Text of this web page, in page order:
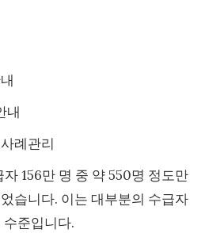
내
례관리
156만 명 중 약 550명 정도만
습니다. 이는 대부분의 수급자
준입니다.